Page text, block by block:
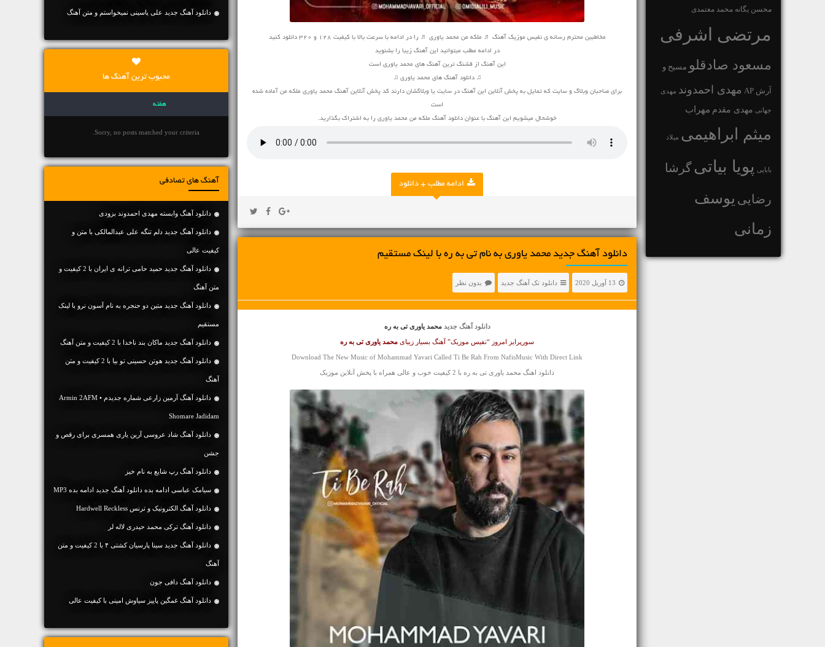
محسن یگانه محمد معتمدی
مرتضی اشرفی
مسعود صادقلو مسیح و
آرش AP مهدی احمدوند مهدی
جهانی مهدی مقدم مهراب
میثم ابراهیمی میلاد
بابایی پویا بیاتیگرشا
رضایی یوسف
زمانی
مخاطبین محترم رسانه ی نفیس موزیک آهنگ ♬ ملکه من محمد یاوری ♬ را در ادامه با سرعت بالا با کیفیت 128 و 320 دانلود کنید
در ادامه مطلب میتوانید این آهنگ زیبا را بشنوید
این آهنگ از قشنگ ترین آهنگ های محمد یاوری است
♫ دانلود آهنگ های محمد یاوری ♫
برای صاحبان وبلاگ و سایت که تمایل به پخش آنلاین این آهنگ در سایت یا وبلاگشان دارند کد پخش آنلاین آهنگ محمد یاوری ملکه من آماده شده
است
خوشحال میشویم این آهنگ با عنوان دانلود آهنگ ملکه من محمد یاوری را به اشتراک بگذارید.
ادامه مطلب + دانلود
دانلود آهنگ جديد محمد یاوری به نام تی به ره با لینک مستقیم
13 آوریل 2020 دانلود تک آهنگ جدید بدون نظر
دانلود آهنگ جدید محمد یاوری تی به ره
سورپرایز امروز “نفیس موزیک” آهنگ بسیار زیبای محمد یاوری تی به ره
Download The New Music of Mohammad Yavari Called Ti Be Rah From NafisMusic With Direct Link
دانلود اهنگ محمد یاوری تی به ره با 2 کیفیت خوب و عالی همراه با پخش آنلاین موزیک
دانلود آهنگ جديد علی یاسینی نمیخواستم و متن آهنگ
محبوب ترین آهنگ ها
هفته
Sorry, no posts matched your criteria.
آهنگ های تصادفی
دانلود آهنگ وابسته مهدی احمدوند بزودی
دانلود آهنگ جديد دلم تنگه علی عبدالمالکی با متن و
کیفیت عالی
دانلود آهنگ جديد حمید حامی ترانه ی ایران با 2 کیفیت و
متن آهنگ
دانلود آهنگ جديد متین دو حنجره به نام آسون نرو با لینک
مستقیم
دانلود آهنگ جديد ماکان بند ناخدا با 2 کیفیت و متن آهنگ
دانلود آهنگ جديد هوتن حسینی تو بیا با 2 کیفیت و متن
آهنگ
دانلود آهنگ آرمین زارعی شماره جدیدم • Armin 2AFM
Shomare Jadidam
دانلود آهنگ شاد عروسی آرین یاری همسری برای رقص و
جشن
دانلود آهنگ رپ شایع به نام خیز
سیامک عباسی ادامه بده دانلود آهنگ جدید ادامه بده MP3
دانلود آهنگ الکترونیک و ترنس Hardwell Reckless
دانلود آهنگ ترکی محمد حیدری لاله لر
دانلود آهنگ جديد سینا پارسیان کشتی ۴ با 2 کیفیت و متن
آهنگ
دانلود آهنگ دافی جون
دانلود آهنگ غمگین پاییز سیاوش امینی با کیفیت عالی